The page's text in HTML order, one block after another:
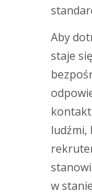
Aby
staje
ludźmi,
w